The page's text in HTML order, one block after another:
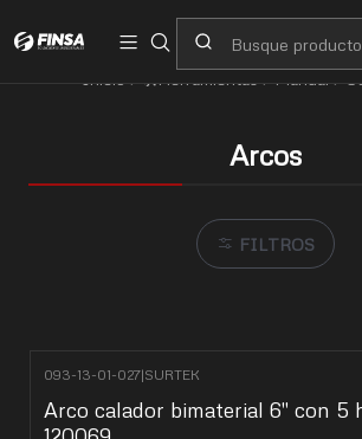
Arcos
FILTROS
093-13-01-027|SURTEK
Arco calador bimaterial 6" con 5